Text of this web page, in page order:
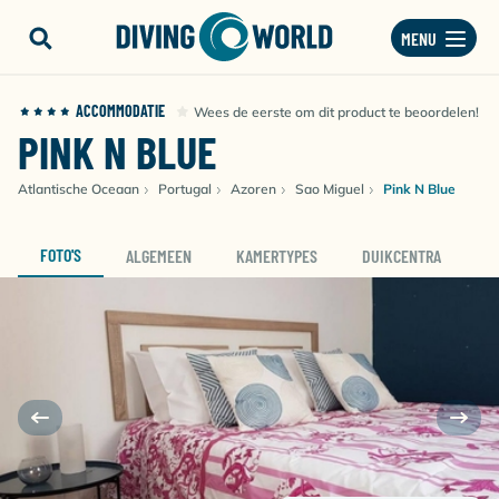
MENU
ACCOMMODATIE Wees de eerste om dit product te beoordelen!
PINK N BLUE
Atlantische Oceaan Portugal Azoren Sao Miguel Pink N Blue
FOTO'S ALGEMEEN KAMERTYPES DUIKCENTRA